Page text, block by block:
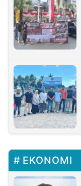
EKONOMI